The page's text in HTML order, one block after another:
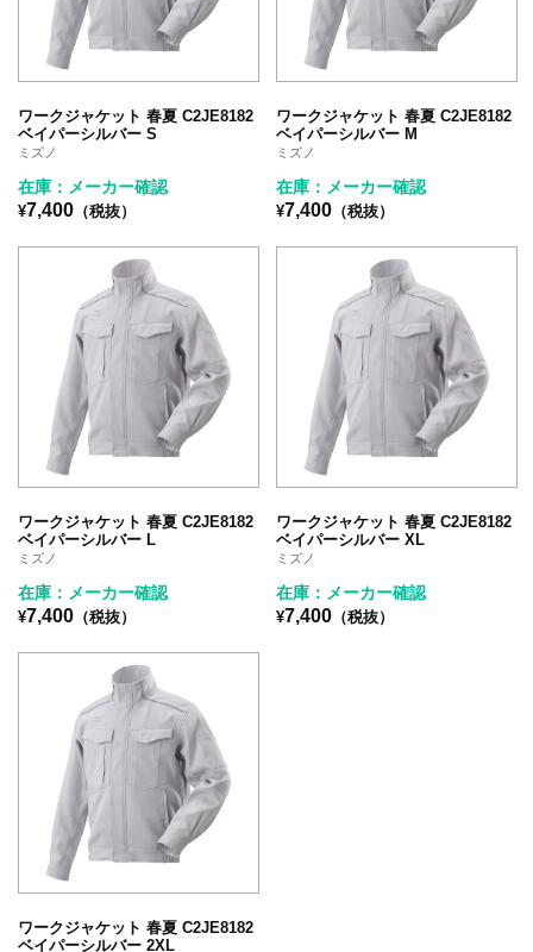
ワークジャケット 春夏 C2JE8182
ベイパーシルバー S
ミズノ
在庫：メーカー確認
¥7,400 （税抜）
ワークジャケット 春夏 C2JE8182
ベイパーシルバー M
ミズノ
在庫：メーカー確認
¥7,400 （税抜）
ワークジャケット 春夏 C2JE8182
ベイパーシルバー L
ミズノ
在庫：メーカー確認
¥7,400 （税抜）
ワークジャケット 春夏 C2JE8182
ベイパーシルバー XL
ミズノ
在庫：メーカー確認
¥7,400 （税抜）
ワークジャケット 春夏 C2JE8182
ベイパーシルバー 2XL